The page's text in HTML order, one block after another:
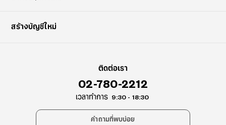
สร้างบัญชีใหม่
ติดต่อเรา
02-780-2212
เวลาทำการ 9:30 - 18:30
คำถามที่พบบ่อย